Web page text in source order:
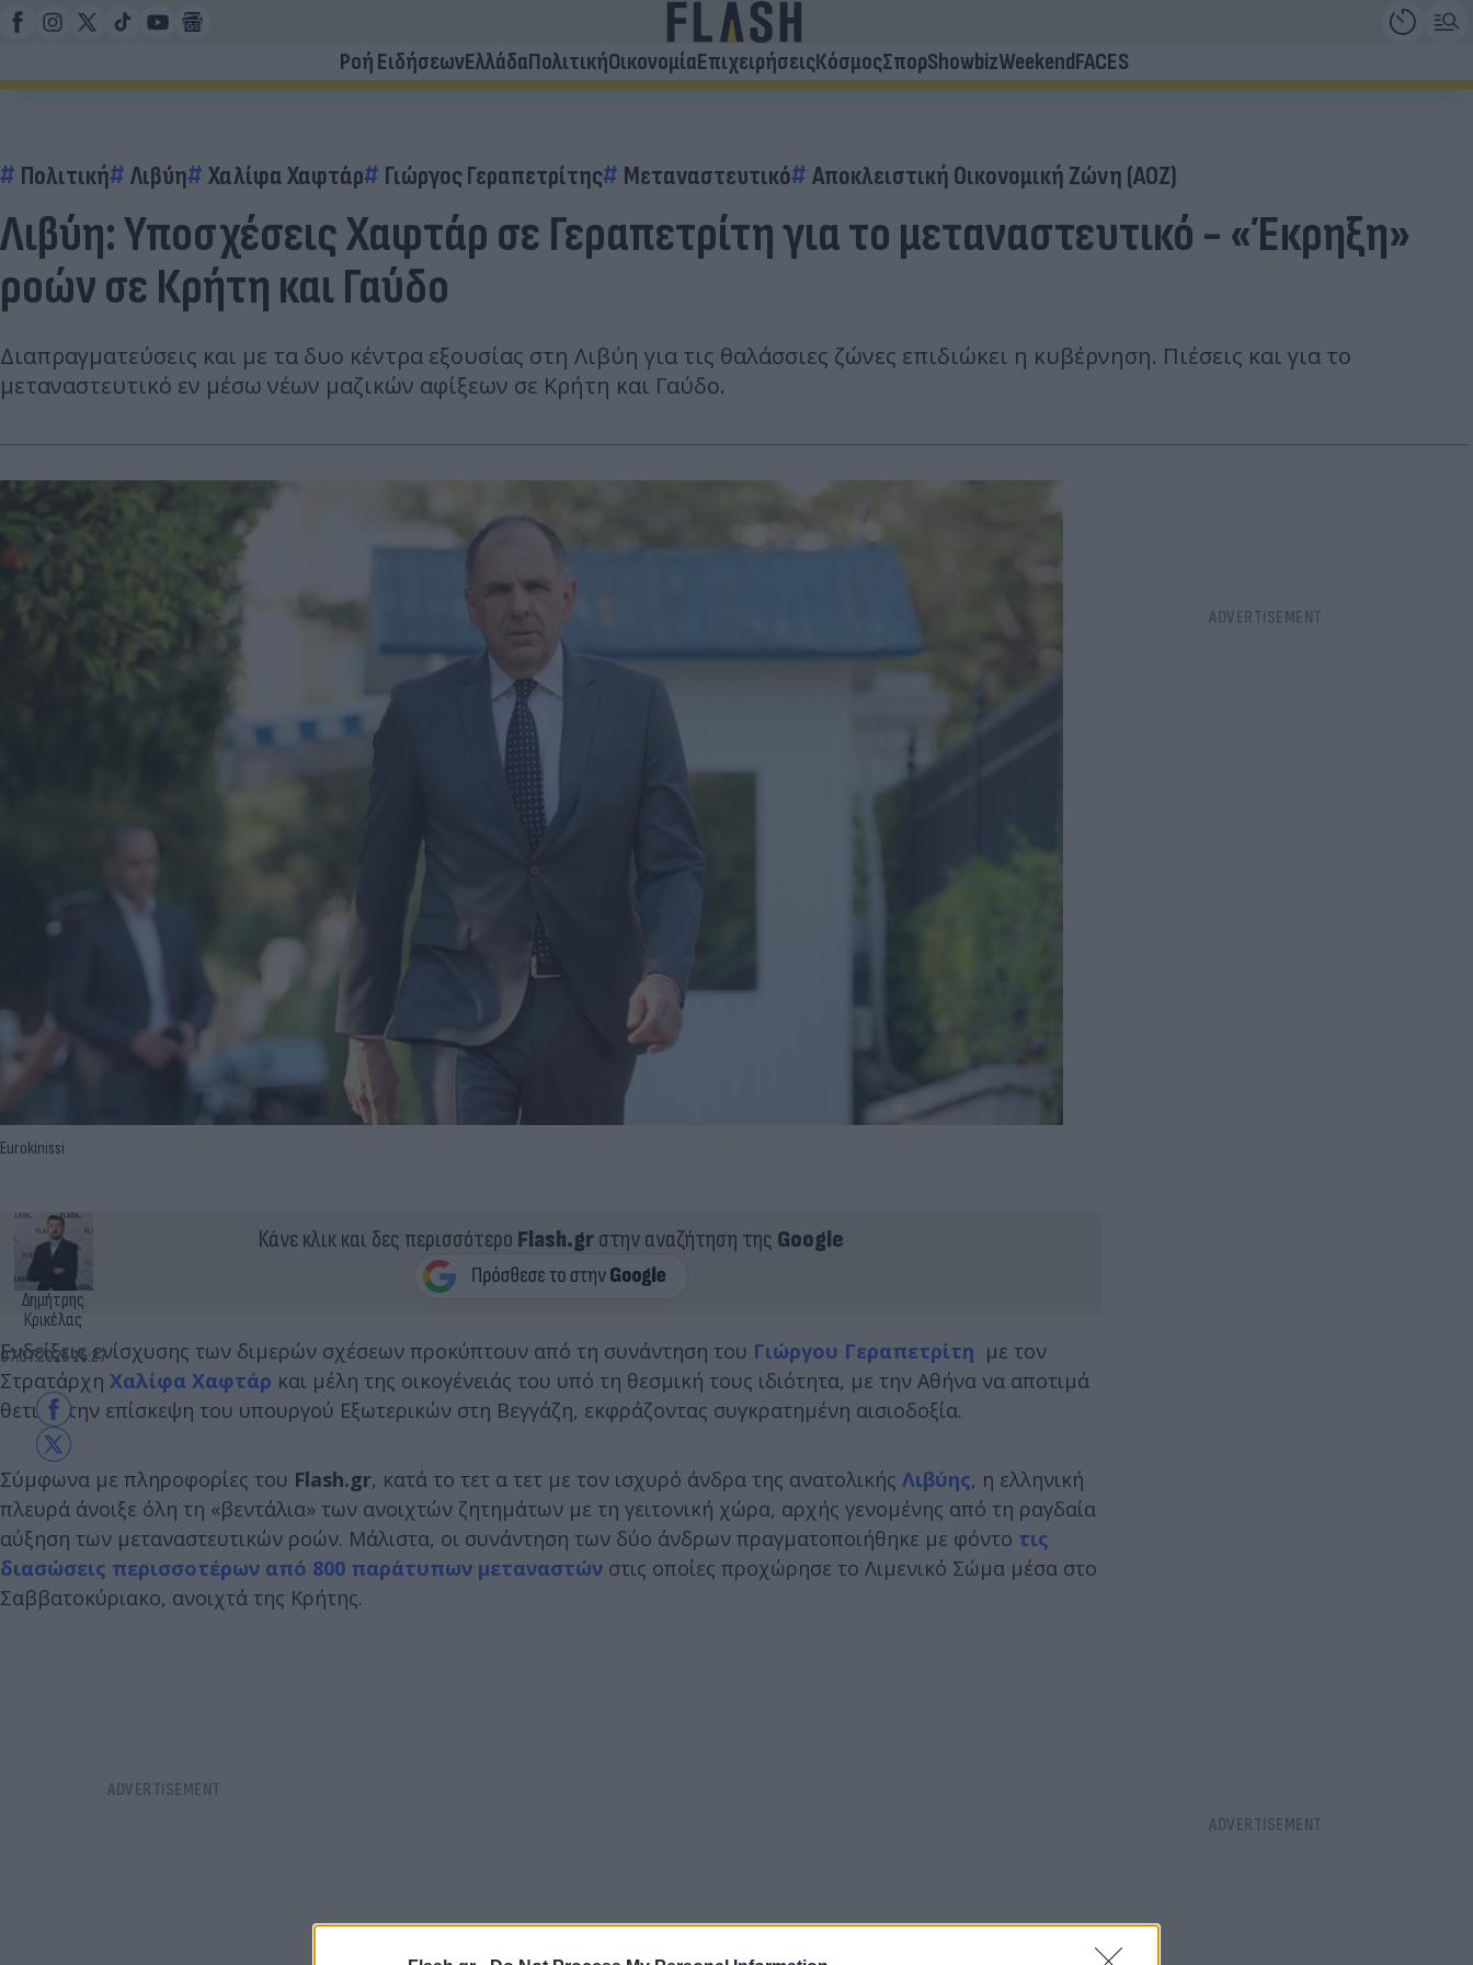
Ροή ΕιδήσεωνΕλλάδαΠολιτικήΟικονομίαΕπιχειρήσειςΚόσμοςΣπορShowbizWeekendFACES
Πολιτική Λιβύη Χαλίφα Χαφτάρ Γιώργος Γεραπετρίτης Μεταναστευτικό Αποκλειστική Οικονομική Ζώνη (ΑΟΖ)
Λιβύη: Υποσχέσεις Χαφτάρ σε Γεραπετρίτη για το μεταναστευτικό - «Έκρηξη»
ροών σε Κρήτη και Γαύδο
Διαπραγματεύσεις και με τα δυο κέντρα εξουσίας στη Λιβύη για τις θαλάσσιες ζώνες επιδιώκει η κυβέρνηση. Πιέσεις και για το
μεταναστευτικό εν μέσω νέων μαζικών αφίξεων σε Κρήτη και Γαύδο.
Eurokinissi
Δημήτρης
Κρικέλας
07.07.2025 15:27
Κάνε κλικ και δες περισσότερο Flash.grστην αναζήτηση της Google
Ενδείξεις ενίσχυσης των διμερών σχέσεων προκύπτουν από τη συνάντηση του Γιώργου Γεραπετρίτη με τον
Στρατάρχη Χαλίφα Χαφτάρ και μέλη της οικογένειάς του υπό τη θεσμική τους ιδιότητα, με την Αθήνα να αποτιμά
θετικά την επίσκεψη του υπουργού Εξωτερικών στη Βεγγάζη, εκφράζοντας συγκρατημένη αισιοδοξία.
Σύμφωνα με πληροφορίες του Flash.gr, κατά το τετ α τετ με τον ισχυρό άνδρα της ανατολικής Λιβύης, η ελληνική
πλευρά άνοιξε όλη τη «βεντάλια» των ανοιχτών ζητημάτων με τη γειτονική χώρα, αρχής γενομένης από τη ραγδαία
αύξηση των μεταναστευτικών ροών. Μάλιστα, οι συνάντηση των δύο άνδρων πραγματοποιήθηκε με φόντο τις
διασώσεις περισσοτέρων από 800 παράτυπων μεταναστών στις οποίες προχώρησε το Λιμενικό Σώμα μέσα στο
Σαββατοκύριακο, ανοιχτά της Κρήτης.